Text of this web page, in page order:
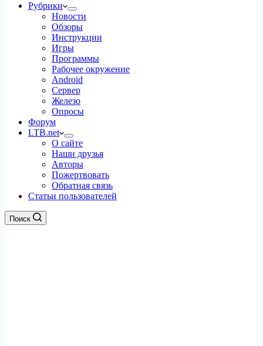
Рубрики
Новости
Обзоры
Инструкции
Игры
Программы
Рабочее окружение
Android
Сервер
Железо
Опросы
Форум
LTB.net
О сайте
Наши друзья
Авторы
Пожертвовать
Обратная связь
Статьи пользователей
Поиск